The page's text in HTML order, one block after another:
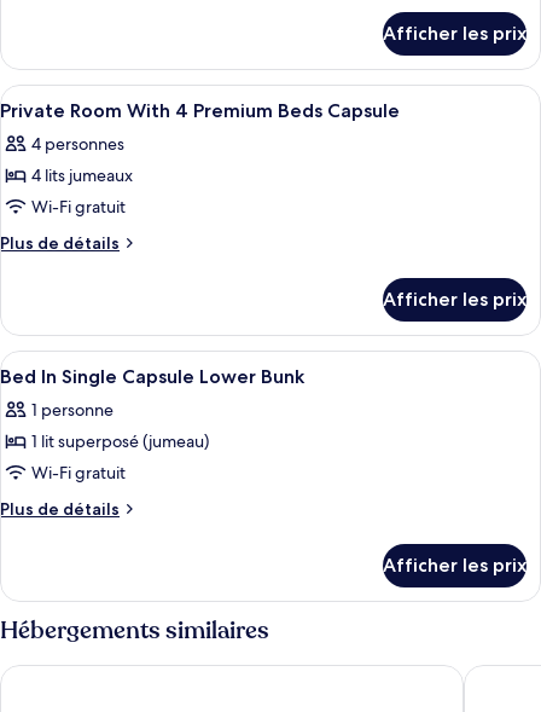
chambre :
Private
Room
With
4
Beds
Capsule
Private
Room
With
Beds
Capsule
Afficher les prix
Afficher
toutes
les
photos
pour
ce
chambre :
Private
Room
With
4
Premium
Beds
Capsule
Coffre-fort, bureau, système
12
Private Room With 4 Premium Beds Capsule
4 personnes
4 lits jumeaux
Wi-Fi gratuit
Plus de détails
Plus
Private
Room
With
Premium
Beds
Afficher les prix
Afficher
toutes
les
photos
pour
ce
chambre :
Bed
In
Single
Coffre-fort, bureau, système
8
Bed In Single Capsule Lower Bunk
1 personne
1 lit superposé (jumeau)
Wi-Fi gratuit
Plus de détails
Plus
Bed
In
Single
Capsule
Lower
Afficher les prix
Hébergements similaires
BEAT. Arts Hostel Chinatown BEAT.